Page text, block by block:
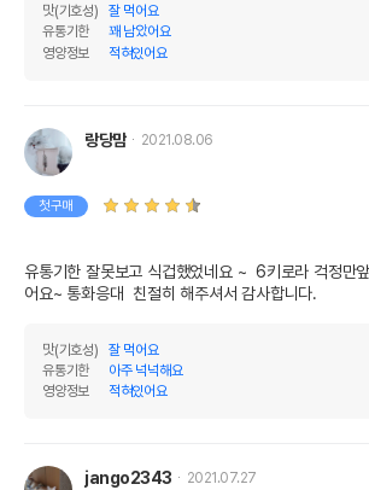
맛(기호성)
잘 먹어요
유통기한
꽤 남았어요
영양정보
적혀있어요
랑당맘 2021.08.06
첫구매
유통기한 잘못보고 식겁했었네요 ~  6키로라 걱정만
어요~ 통화응대  친절히 해주셔서 감사합니다.
맛(기호성)
잘 먹어요
유통기한
아주 넉넉해요
영양정보
적혀있어요
jango2343
2021.07.27